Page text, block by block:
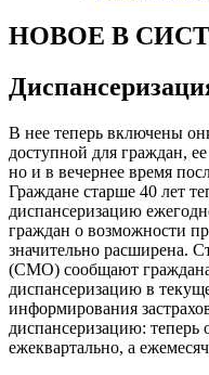
НОВОЕ В
В нее теперь включены
доступной для граждан,
но и в вечернее время
Граждане старше 40 лет
диспансеризацию
граждан о возможности
значительно расширена.
(СМО) сообщают
диспансеризацию в
информирования
диспансеризацию: теперь
ежеквартально, а